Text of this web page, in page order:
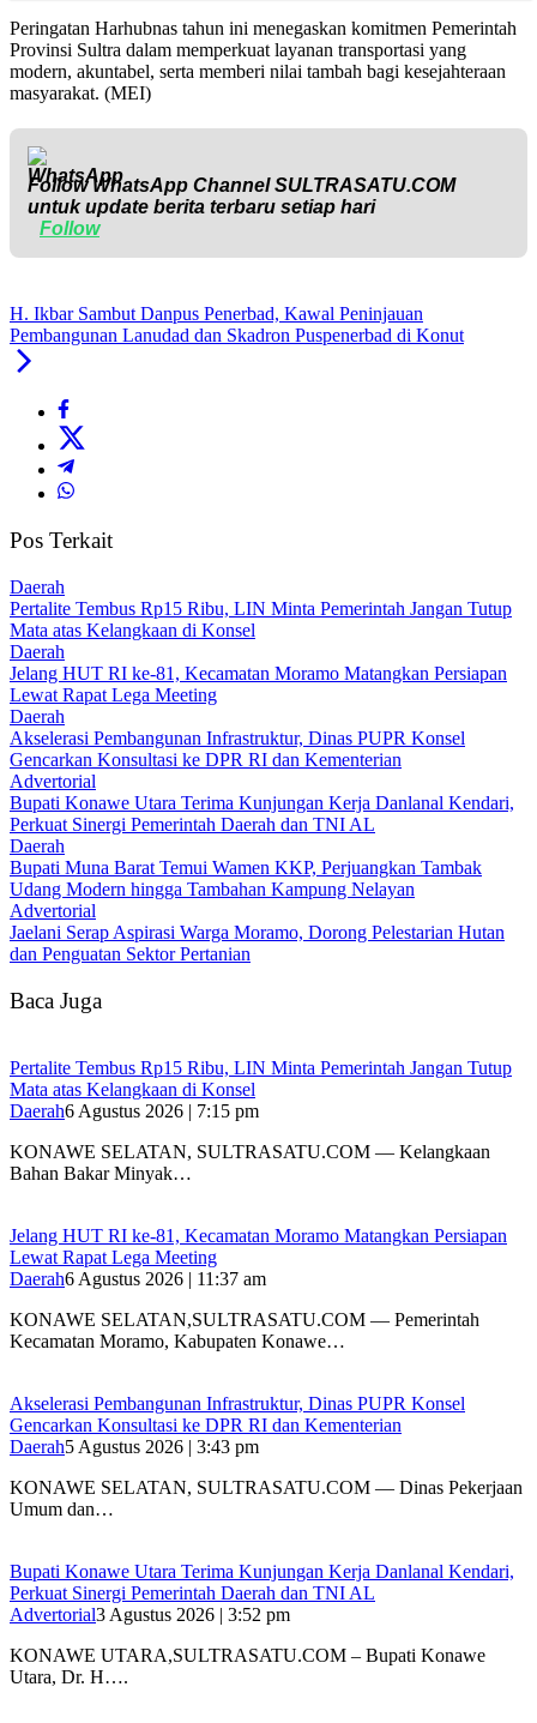
Peringatan Harhubnas tahun ini menegaskan komitmen Pemerintah
Provinsi Sultra dalam memperkuat layanan transportasi yang
modern, akuntabel, serta memberi nilai tambah bagi kesejahteraan
masyarakat. (MEI)
Follow WhatsApp ChannelSULTRASATU.COM
untuk update berita terbaru setiap hari
Follow
H. Ikbar Sambut Danpus Penerbad, Kawal Peninjauan
Pembangunan Lanudad dan Skadron Puspenerbad di Konut
Pos Terkait
Daerah
‎Pertalite Tembus Rp15 Ribu, LIN Minta Pemerintah Jangan Tutup
Mata atas Kelangkaan di Konsel
Daerah
‎Jelang HUT RI ke-81, Kecamatan Moramo Matangkan Persiapan
Lewat Rapat Lega Meeting
Daerah
Akselerasi Pembangunan Infrastruktur, Dinas PUPR Konsel
Gencarkan Konsultasi ke DPR RI dan Kementerian
Advertorial
Bupati Konawe Utara Terima Kunjungan Kerja Danlanal Kendari,
Perkuat Sinergi Pemerintah Daerah dan TNI AL
Daerah
‎Bupati Muna Barat Temui Wamen KKP, Perjuangkan Tambak
Udang Modern hingga Tambahan Kampung Nelayan
Advertorial
Jaelani Serap Aspirasi Warga Moramo, Dorong Pelestarian Hutan
dan Penguatan Sektor Pertanian
Baca Juga
‎Pertalite Tembus Rp15 Ribu, LIN Minta Pemerintah Jangan Tutup
Mata atas Kelangkaan di Konsel
Daerah6 Agustus 2026 | 7:15 pm
‎KONAWE SELATAN, SULTRASATU.COM — Kelangkaan
Bahan Bakar Minyak…
‎Jelang HUT RI ke-81, Kecamatan Moramo Matangkan Persiapan
Lewat Rapat Lega Meeting
Daerah6 Agustus 2026 | 11:37 am
KONAWE SELATAN,SULTRASATU.COM — Pemerintah
Kecamatan Moramo, Kabupaten Konawe…
Akselerasi Pembangunan Infrastruktur, Dinas PUPR Konsel
Gencarkan Konsultasi ke DPR RI dan Kementerian
Daerah5 Agustus 2026 | 3:43 pm
KONAWE SELATAN, SULTRASATU.COM — Dinas Pekerjaan
Umum dan…
Bupati Konawe Utara Terima Kunjungan Kerja Danlanal Kendari,
Perkuat Sinergi Pemerintah Daerah dan TNI AL
Advertorial3 Agustus 2026 | 3:52 pm
‎KONAWE UTARA,SULTRASATU.COM – Bupati Konawe
Utara, Dr. H….